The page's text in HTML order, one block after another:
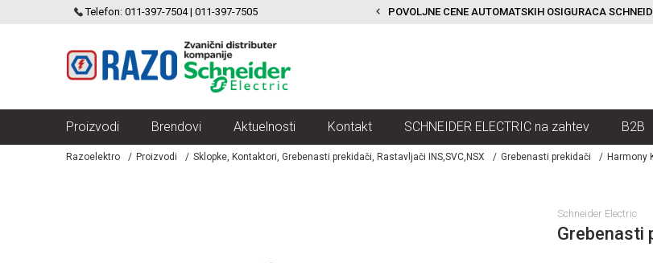
Telefon: 011-397-7504 | 011-397-7505
ELECTRIC VELIKI IZBOR MODULARNIH PREKIDACA I UTICNICA POVOLJNE CENE AUTOMATSKIH OSIGURACA
Proizvodi Brendovi Aktuelnosti Kontakt SCHNEIDER ELECTRIC na zahtev B2B
Razoelektro Proizvodi Sklopke, Kontaktori, Grebenasti prekidači, Rastavljači INS,SVC,NSX Grebenasti prekidači Harmony
Schneider Electric
Grebenasti